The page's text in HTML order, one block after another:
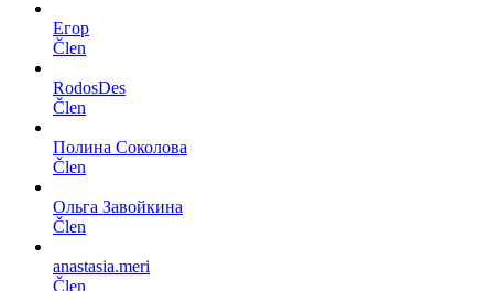
Егор
Člen
RodosDes
Člen
Полина Соколова
Člen
Ольга Завойкина
Člen
anastasia.meri
Člen